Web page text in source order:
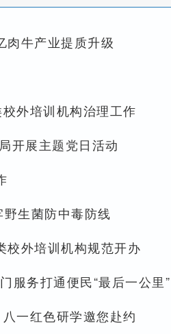
肉牛产业提质升级
外培训机构治理工作
开展主题党日活动
生菌防中毒防线
校外培训机构规范开办
服务打通便民“最后一公里”
一红色研学邀您赴约